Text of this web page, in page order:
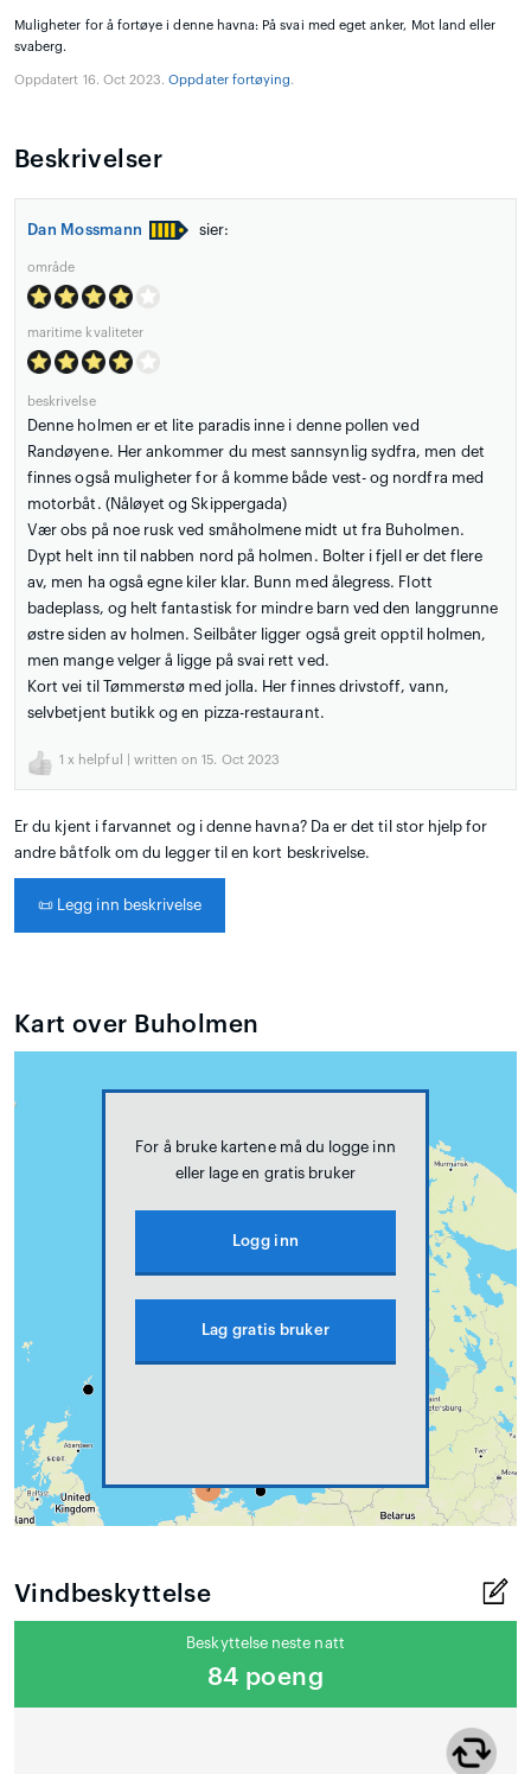
Muligheter for å fortøye i denne havna: På svai med eget anker, Mot land eller
svaberg.
Oppdatert 16. Oct 2023.Oppdater fortøying.
Beskrivelser
Dan Mossmann sier:
område
maritime kvaliteter
beskrivelse
Denne holmen er et lite paradis inne i denne pollen ved
Randøyene. Her ankommer du mest sannsynlig sydfra, men det
finnes også muligheter for å komme både vest- og nordfra med
motorbåt. (Nåløyet og Skippergada)
Vær obs på noe rusk ved småholmene midt ut fra Buholmen.
Dypt helt inn til nabben nord på holmen. Bolter i fjell er det flere
av, men ha også egne kiler klar. Bunn med ålegress. Flott
badeplass, og helt fantastisk for mindre barn ved den langgrunne
østre siden av holmen. Seilbåter ligger også greit opptil holmen,
men mange velger å ligge på svai rett ved.
Kort vei til Tømmerstø med jolla. Her finnes drivstoff, vann,
selvbetjent butikk og en pizza-restaurant.
1 x helpful | written on 15. Oct 2023
Er du kjent i farvannet og i denne havna? Da er det til stor hjelp for
andre båtfolk om du legger til en kort beskrivelse.
📜 Legg inn beskrivelse
Kart over Buholmen
For å bruke kartene må du logge inn
eller lage en gratis bruker
Logg inn
Lag gratis bruker
Vindbeskyttelse
Beskyttelse neste natt
84 poeng